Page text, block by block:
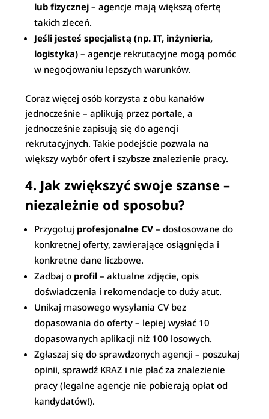
lub fizycznej – agencje mają większą ofertę
takich zleceń.
Jeśli jesteś specjalistą (np. IT, inżynieria,
logistyka) – agencje rekrutacyjne mogą pomóc
w negocjowaniu lepszych warunków.
Coraz więcej osób korzysta z obu kanałów
jednocześnie – aplikują przez portale, a
jednocześnie zapisują się do agencji
rekrutacyjnych. Takie podejście pozwala na
większy wybór ofert i szybsze znalezienie pracy.
4. Jak zwiększyć swoje szanse –
niezależnie od sposobu?
Przygotuj profesjonalne CV – dostosowane do
konkretnej oferty, zawierające osiągnięcia i
konkretne dane liczbowe.
Zadbaj o profil– aktualne zdjęcie, opis
doświadczenia i rekomendacje to duży atut.
Unikaj masowego wysyłania CV bez
dopasowania do oferty – lepiej wysłać 10
dopasowanych aplikacji niż 100 losowych.
Zgłaszaj się do sprawdzonych agencji – poszukaj
opinii, sprawdź KRAZ i nie płać za znalezienie
pracy (legalne agencje nie pobierają opłat od
kandydatów!).